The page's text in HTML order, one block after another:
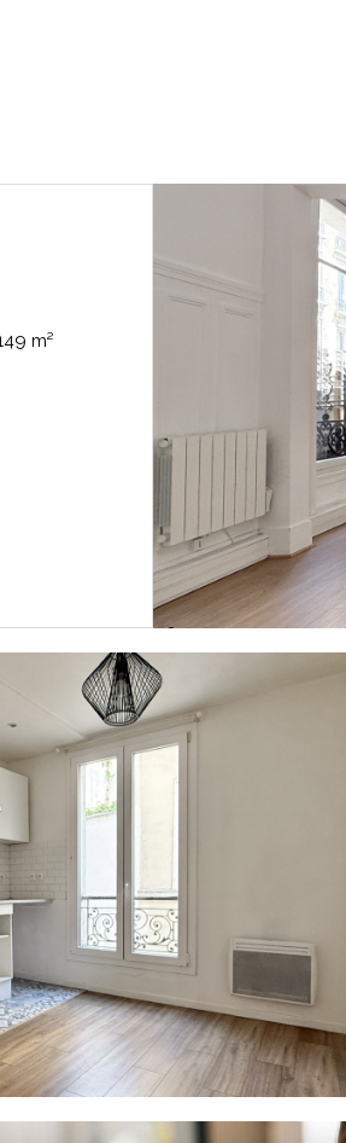
Appartement 6 pièce(s) 4 chambre(s) 149 m²